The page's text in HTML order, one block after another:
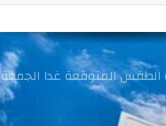
المتوقعة غدا الأحد
الطقس المتوقعة غدا الجمعة